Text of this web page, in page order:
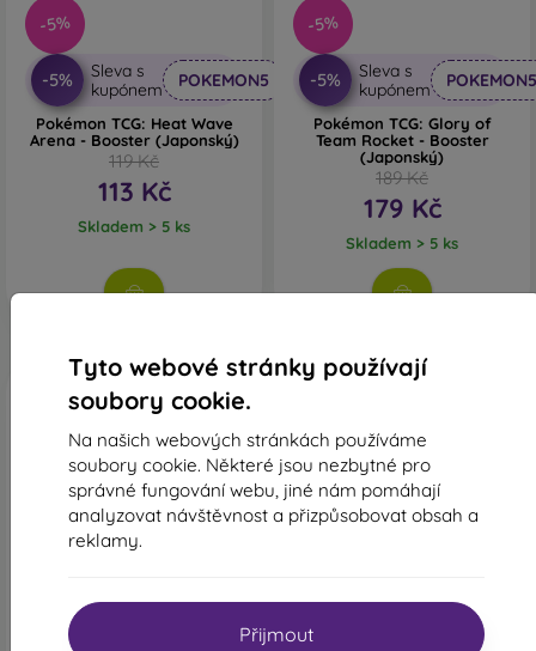
Tyto webové stránky používají
soubory cookie.
Na našich webových stránkách používáme
soubory cookie. Některé jsou nezbytné pro
správné fungování webu, jiné nám pomáhají
analyzovat návštěvnost a přizpůsobovat obsah a
reklamy.
Přijmout
-5%
-5%
Sleva s
kupónem
POKEMON5
Pokémon TCG: Heat Wave
Arena - Booster (Japonský)
119 Kč
113 Kč
Skladem > 5 ks
-5%
-5%
Sleva s
kupónem
POKEMON5
Pokémon TCG: Glory of
Team Rocket - Booster
(Japonský)
189 Kč
179 Kč
Skladem > 5 ks
-5%
Sleva s
Sleva s
POKEMON5